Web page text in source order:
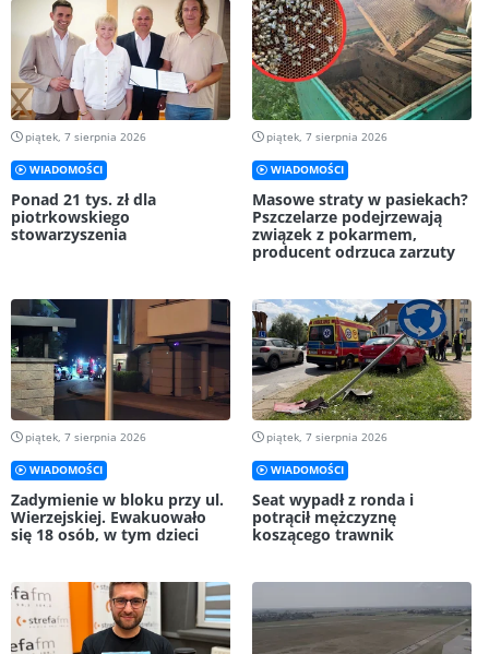
piątek, 7 sierpnia 2026
WIADOMOŚCI
Ponad 21 tys. zł dla
piotrkowskiego
stowarzyszenia
piątek, 7 sierpnia 2026
WIADOMOŚCI
Masowe straty w pasiekach?
Pszczelarze podejrzewają
związek z pokarmem,
producent odrzuca zarzuty
piątek, 7 sierpnia 2026
WIADOMOŚCI
Zadymienie w bloku przy ul.
Wierzejskiej. Ewakuowało
się 18 osób, w tym dzieci
piątek, 7 sierpnia 2026
WIADOMOŚCI
Seat wypadł z ronda i
potrącił mężczyznę
koszącego trawnik